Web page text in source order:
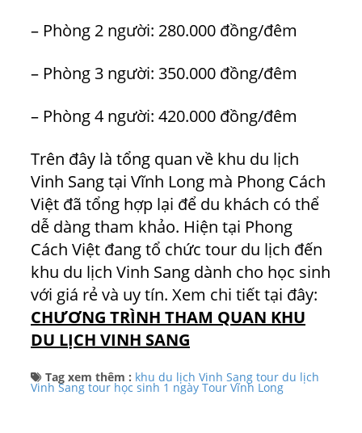
– Phòng 2 người: 280.000 đồng/đêm
– Phòng 3 người: 350.000 đồng/đêm
– Phòng 4 người: 420.000 đồng/đêm
Trên đây là tổng quan về khu du lịch
Vinh Sang tại Vĩnh Long mà Phong Cách
Việt đã tổng hợp lại để du khách có thể
dễ dàng tham khảo. Hiện tại Phong
Cách Việt đang tổ chức tour du lịch đến
khu du lịch Vinh Sang dành cho học sinh
với giá rẻ và uy tín. Xem chi tiết tại đây:
CHƯƠNG TRÌNH THAM QUAN KHU
DU LỊCH VINH SANG
Tag xem thêm : khu du lịch Vinh Sang tour du lịch
Vinh Sang tour học sinh 1 ngày Tour Vĩnh Long